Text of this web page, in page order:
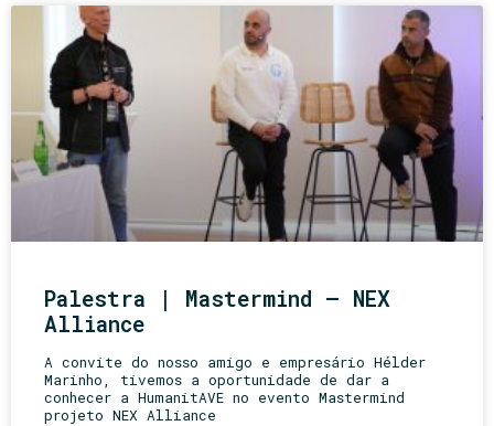
Palestra | Mastermind – NEX
Alliance
A convite do nosso amigo e empresário Hélder
Marinho, tivemos a oportunidade de dar a
conhecer a HumanitAVE no evento Mastermind
projeto NEX Alliance